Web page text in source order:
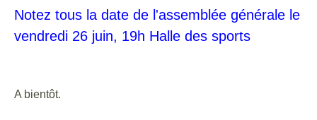
Notez tous la date de l'assemblée générale le
vendredi 26 juin, 19h Halle des sports
A bientôt.